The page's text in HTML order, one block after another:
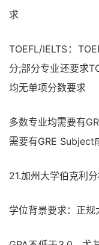
求
TOEFL/IELTS：
分;部分专业还要求
均无单项分数要求
多数专业均需要有
需要有GRE Subject
21.加州大学伯克利
学位背景要求：正